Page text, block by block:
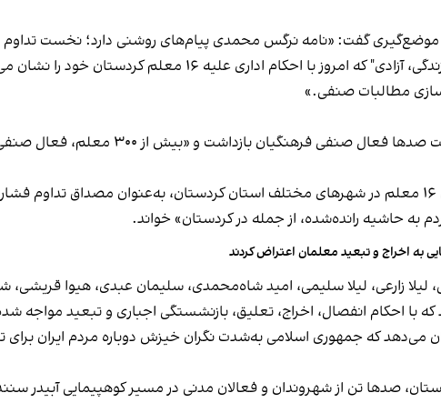
موضع‌گیری گفت: «نامه نرگس محمدی پیام‌های روشنی دارد؛ نخست تداوم
سرکوب فعالیت‌های صنفی معلمان از دهه ۷۰ تاکنون و تشدید آن پس از جنبش "زن، زندگی، آزادی" که امروز با احکام
مطالبات صنفی.»
محمدی در ادامه نامه خود به گزارش‌گر ویژه سازمان ملل در امور حقوق بشر ایران نوشت صدها
این فعال حقوق بشر از صدور احکام سنگین اخراج، انفصال و بازنشستگی اجباری برای ۱۶ معلم در شهرهای مختلف استان کردستان،
به حاشیه رانده‌شده، از جمله در کردستان» خواند.
به اخراج و تبعید معلمان اعتراض کردند
لیلا زارعی، لیلا سلیمی، امید شاه‌محمدی، سلیمان عبدی، هیوا قریشی،
می‌دهد که جمهوری اسلامی به‌شدت نگران خیزش دوباره مردم ایران
صدها تن از شهروندان و فعالان مدنی در مسیر کوهپیمایی آبیدر